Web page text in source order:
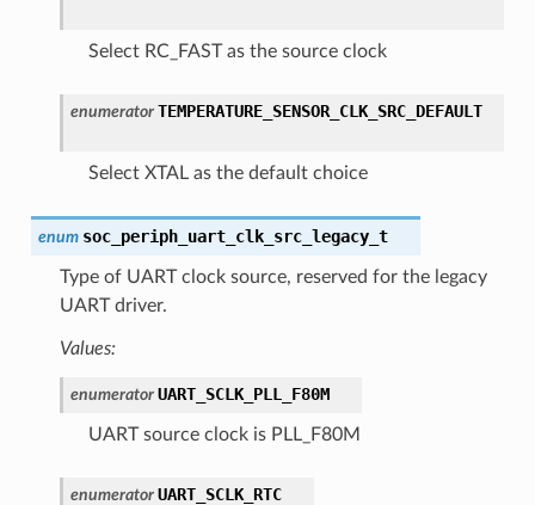
Select RC_FAST as the source clock
enumerator TEMPERATURE_SENSOR_CLK_SRC_DEFAULT
Select XTAL as the default choice
enum soc_periph_uart_clk_src_legacy_t
Type of UART clock source, reserved for the legacy
UART driver.
Values:
enumerator UART_SCLK_PLL_F80M
UART source clock is PLL_F80M
enumerator UART_SCLK_RTC